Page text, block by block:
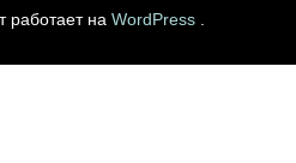
работает на WordPress